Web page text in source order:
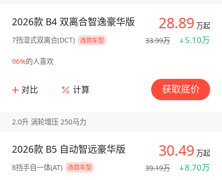
28.89 万起
33.99万
5.10万
2026款 B4 双离合智逸豪华版
7挡湿式双离合(DCT) 改款车型
96%的人喜欢
对比 计算 获取底价
2.0升 涡轮增压 250马力
30.49 万起
39.19万
8.70万
2026款 B5 自动智远豪华版
8挡手自一体(AT) 改款车型